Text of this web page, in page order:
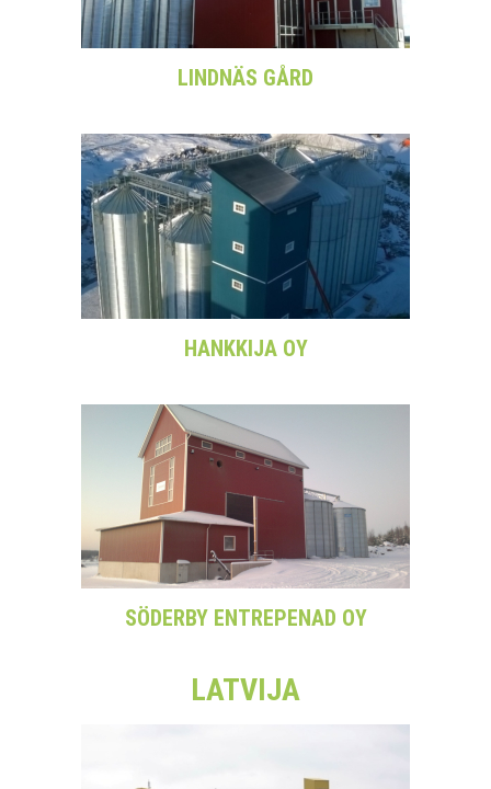
LINDNÄS GÅRD
HANKKIJA OY
SÖDERBY ENTREPENAD OY
LATVIJA